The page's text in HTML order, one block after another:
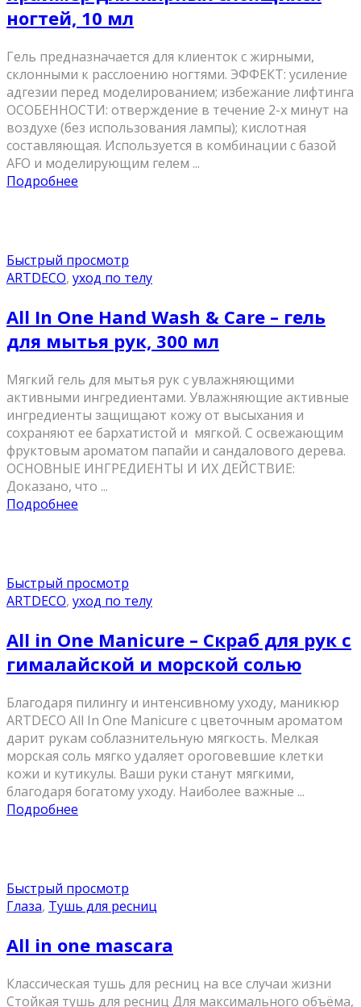
ногтей, 10 мл
Гель предназначается для клиенток с жирными,
склонными к расслоению ногтями. ЭФФЕКТ: усиление
адгезии перед моделированием; избежание лифтинга
ОСОБЕННОСТИ: отверждение в течение 2-х минут на
воздухе (без использования лампы); кислотная
составляющая. Используется в комбинации с базой
AFO и моделирующим гелем ...
Подробнее
Быстрый просмотр
ARTDECO, уход по телу
All In One Hand Wash & Care – гель
для мытья рук, 300 мл
Мягкий гель для мытья рук с увлажняющими
активными ингредиентами. Увлажняющие активные
ингредиенты защищают кожу от высыхания и
сохраняют ее бархатистой и мягкой. С освежающим
фруктовым ароматом папайи и сандалового дерева.
ОСНОВНЫЕ ИНГРЕДИЕНТЫ И ИХ ДЕЙСТВИЕ:
Доказано, что ...
Подробнее
Быстрый просмотр
ARTDECO, уход по телу
All in One Manicure – Скраб для рук с
гималайской и морской солью
Благодаря пилингу и интенсивному уходу, маникюр
ARTDECO All In One Manicure с цветочным ароматом
дарит рукам соблазнительную мягкость. Мелкая
морская соль мягко удаляет ороговевшие клетки
кожи и кутикулы. Ваши руки станут мягкими,
благодаря богатому уходу. Наиболее важные ...
Подробнее
Быстрый просмотр
Глаза, Тушь для ресниц
All in one mascara
Классическая тушь для ресниц на все случаи жизни
Стойкая тушь для ресниц Для максимального объёма,